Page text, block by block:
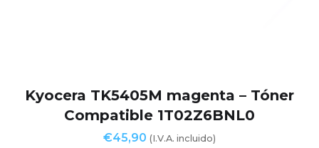
Kyocera TK5405M magenta – Tóner
Compatible 1T02Z6BNL0
€45,90 (I.V.A. incluido)